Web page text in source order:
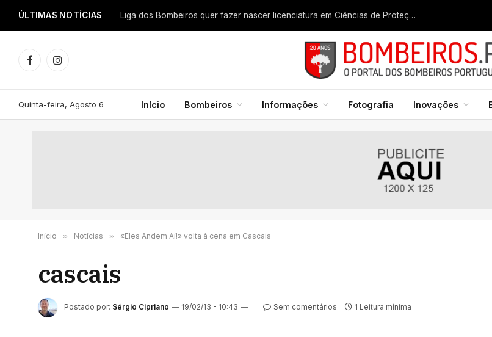
ÚLTIMAS NOTÍCIAS Liga dos Bombeiros quer fazer nascer licenciatura em Ciências de Proteção Civil e Bombeiros
FacebookInstagram
Quinta-feira, Agosto 6 Início Bombeiros Informações Fotografia Inovações
Início » Notícias » «Eles Andem Aí!» volta à cena em Cascais
cascais
Postado por: Sérgio Cipriano 19/02/13 - 10:43 Sem comentários 1 Leitura mínima